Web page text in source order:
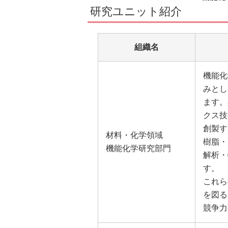
研究ユニット紹介
組織名
材料・化学領域
機能化学研究部門
機能
みと
ます
クス
創製
樹脂
解析
す。
これ
を図
競争